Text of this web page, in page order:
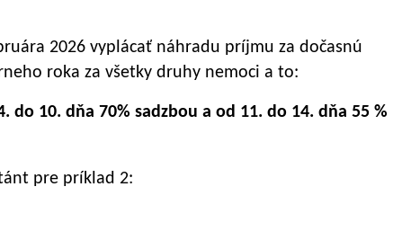
2026 vyplácať náhradu príjmu za dočasnú
roka za všetky druhy nemoci a to:
do 10. dňa 70% sadzbou a od 11. do 14. dňa 55 %
pre príklad 2: